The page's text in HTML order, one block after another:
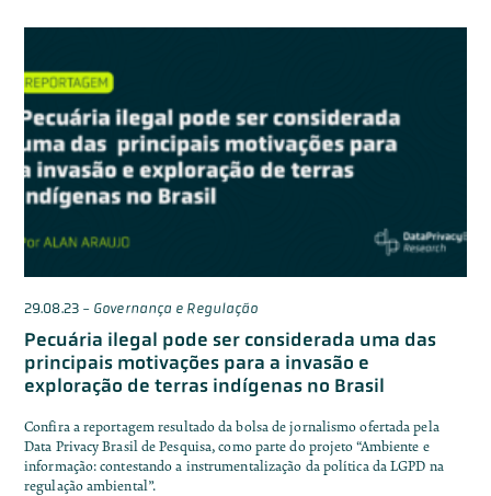
29.08.23- Governança e Regulação
Pecuária ilegal pode ser considerada uma das
principais motivações para a invasão e
exploração de terras indígenas no Brasil
Confira a reportagem resultado da bolsa de jornalismo ofertada pela
Data Privacy Brasil de Pesquisa, como parte do projeto “Ambiente e
informação: contestando a instrumentalização da política da LGPD na
regulação ambiental”.